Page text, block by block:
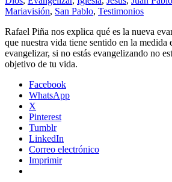
Mariavisión, San Pablo, Testimonios
Rafael Piña nos explica qué es la nueva
que nuestra vida tiene sentido en la medida
evangelizar, si no estás evangelizando no
objetivo de tu vida.
Facebook
WhatsApp
X
Pinterest
Tumblr
LinkedIn
Correo electrónico
Imprimir